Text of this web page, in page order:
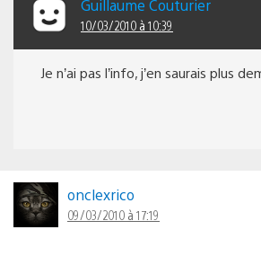
Guillaume Couturier
10/03/2010 à 10:39
Je n’ai pas l’info, j’en saurais plus
onclexrico
09/03/2010 à 17:19